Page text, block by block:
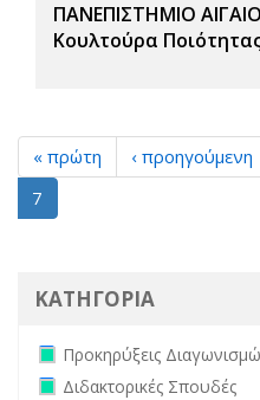
ΠΑΝΕΠΙΣΤΗΜΙΟ
Κουλτούρα
« πρώτη ‹ προηγούμενη
7
ΚΑΤΗΓΟΡΙΑ
Remove Προκηρύξεις
Προκηρύξεις
Remove Διδακτορικές
Διδακτορικές Σπουδές